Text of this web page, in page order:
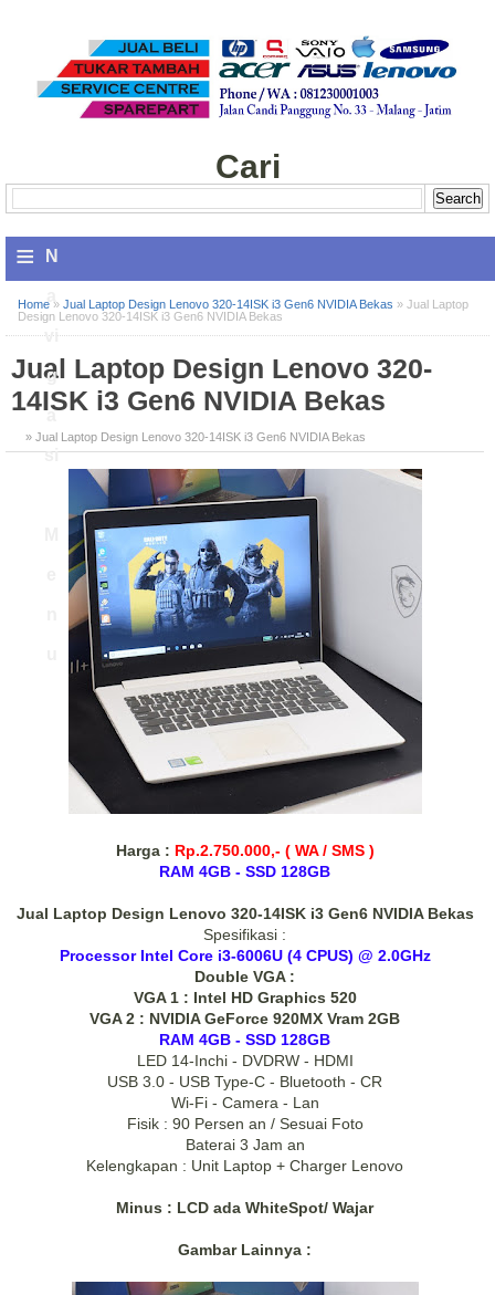
Cari
≡ N
vi
g
a
si
Home » Jual Laptop Design Lenovo 320-14ISK i3 Gen6 NVIDIA Bekas » Jual Laptop
Design Lenovo 320-14ISK i3 Gen6 NVIDIA Bekas
Jual Laptop Design Lenovo 320-
14ISK i3 Gen6 NVIDIA Bekas
» Jual Laptop Design Lenovo 320-14ISK i3 Gen6 NVIDIA Bekas
Harga : Rp.2.750.000,- ( WA / SMS )
RAM 4GB - SSD 128GB
Jual Laptop Design Lenovo 320-14ISK i3 Gen6 NVIDIA Bekas
Spesifikasi :
Processor Intel Core i3-6006U (4 CPUS) @ 2.0GHz
Double VGA :
VGA 1 : Intel HD Graphics 520
VGA 2 : NVIDIA GeForce 920MX Vram 2GB
RAM 4GB - SSD 128GB
LED 14-Inchi - DVDRW - HDMI
USB 3.0 - USB Type-C - Bluetooth - CR
Wi-Fi - Camera - Lan
Fisik : 90 Persen an / Sesuai Foto
Baterai 3 Jam an
Kelengkapan : Unit Laptop + Charger Lenovo
Minus : LCD ada WhiteSpot/ Wajar
Gambar Lainnya :